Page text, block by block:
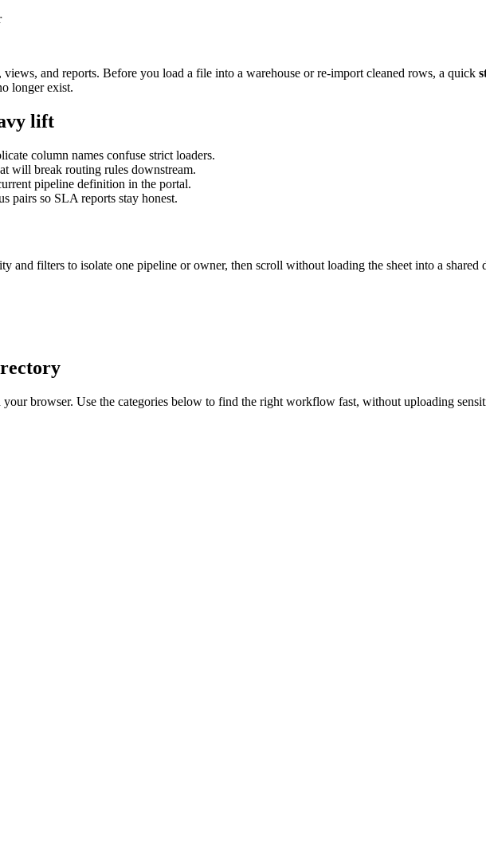
and reports. Before you load a file into a warehouse or re-import cleaned rows, a quick
longer exist.
lift
column names confuse strict loaders.
will break routing rules downstream.
pipeline definition in the portal.
pairs so SLA reports stay honest.
and filters to isolate one pipeline or owner, then scroll without loading the sheet into a
browser. Use the categories below to find the right workflow fast, without uploading